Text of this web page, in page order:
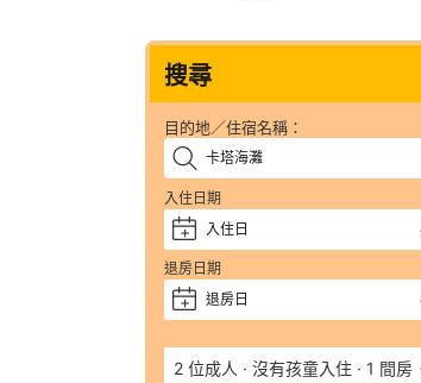
搜尋
目的地／住宿名稱：
入住日期
+ 入住日
退房日期
+ 退房日
2 位成人 · 沒有孩童入住 · 1 間房